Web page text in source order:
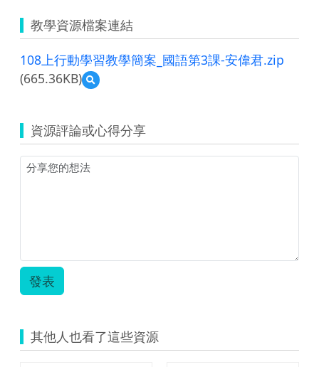
教學資源檔案連結
108上行動學習教學簡案_國語第3課-安偉君.zip
(665.36KB)
預
覽
行
動
學
偉
君.zip
資源評論或心得分享
發表
其他人也看了這些資源